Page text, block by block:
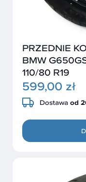
PRZEDNIE
BMW
110/80 R19
599,00 zł
Dostawa od